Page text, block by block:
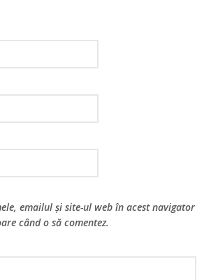
emailul și site-ul web în acest navigator
când o să comentez.